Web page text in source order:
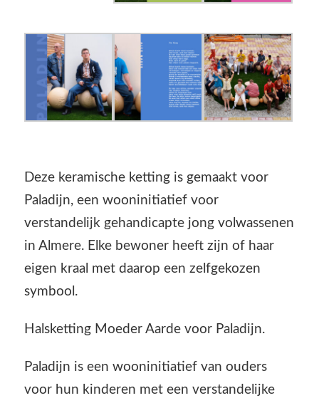
Deze keramische ketting is gemaakt voor
Paladijn, een wooninitiatief voor
verstandelijk gehandicapte jong volwassenen
in Almere. Elke bewoner heeft zijn of haar
eigen kraal met daarop een zelfgekozen
symbool.
Halsketting Moeder Aarde voor Paladijn.
Paladijn is een wooninitiatief van ouders
voor hun kinderen met een verstandelijke